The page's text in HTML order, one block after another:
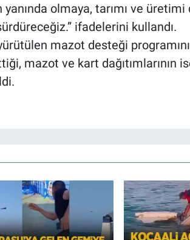
olmaya, tarımı ve
ifadelerini kullandı.
mazot desteği
mazot ve kart dağıtımlarının